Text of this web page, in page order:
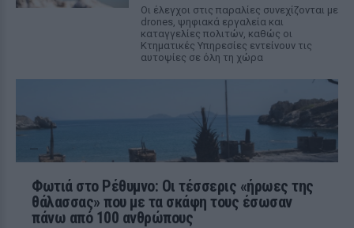
Οι έλεγχοι στις παραλίες συνεχίζονται με
drones, ψηφιακά εργαλεία και
καταγγελίες πολιτών, καθώς οι
Κτηματικές Υπηρεσίες εντείνουν τις
αυτοψίες σε όλη τη χώρα
Φωτιά στο Ρέθυμνο: Οι τέσσερις «ήρωες της
θάλασσας» που με τα σκάφη τους έσωσαν
πάνω από 100 ανθρώπους